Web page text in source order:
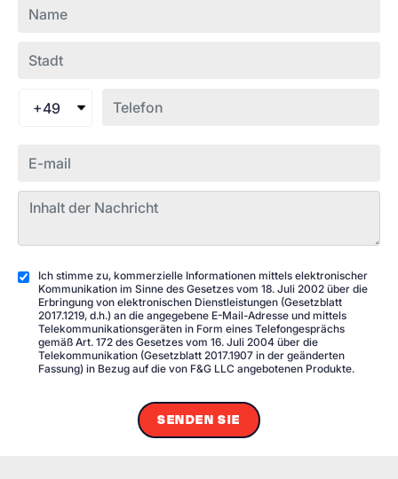
+49
Ich stimme zu, kommerzielle Informationen mittels elektronischer
Kommunikation im Sinne des Gesetzes vom 18. Juli 2002 über die
Erbringung von elektronischen Dienstleistungen (Gesetzblatt
2017.1219, d.h.) an die angegebene E-Mail-Adresse und mittels
Telekommunikationsgeräten in Form eines Telefongesprächs
gemäß Art. 172 des Gesetzes vom 16. Juli 2004 über die
Telekommunikation (Gesetzblatt 2017.1907 in der geänderten
Fassung) in Bezug auf die von F&G LLC angebotenen Produkte.
SENDEN SIE